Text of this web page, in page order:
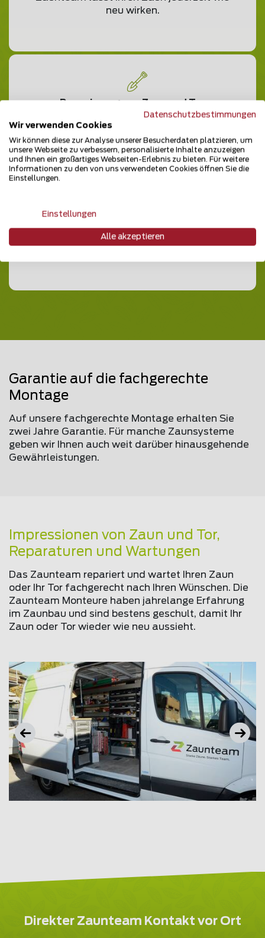
neu wirken.
Renovierung von Zaun und Tor
Ihr in die Jahre gekommener Zaun ist bei
uns in besten Händen.
Qualifiziert und professionell – Ihr
Garantie auf die fachgerechte
Montage
Auf unsere fachgerechte Montage erhalten Sie
zwei Jahre Garantie. Für manche Zaunsysteme
geben wir Ihnen auch weit darüber hinausgehende
Gewährleistungen.
Impressionen von Zaun und Tor,
Reparaturen und Wartungen
Das Zaunteam repariert und wartet Ihren Zaun
oder Ihr Tor fachgerecht nach Ihren Wünschen. Die
Zaunteam Monteure haben jahrelange Erfahrung
im Zaunbau und sind bestens geschult, damit Ihr
Zaun oder Tor wieder wie neu aussieht.
Direkter Zaunteam Kontakt vor Ort
Datenschutzbestimmungen
Wir verwenden Cookies
Wir können diese zur Analyse unserer Besucherdaten platzieren, um
unsere Webseite zu verbessern, personalisierte Inhalte anzuzeigen
und Ihnen ein großartiges Webseiten-Erlebnis zu bieten. Für weitere
Informationen zu den von uns verwendeten Cookies öffnen Sie die
Einstellungen.
Einstellungen
Alle akzeptieren